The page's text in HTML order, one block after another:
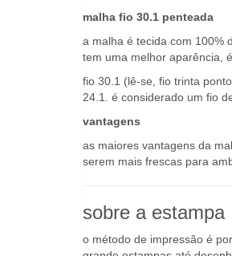
a malha é tecida com 100%
fio 30.1 (lê-se, fio trinta
vantagens
as maiores vantagens da
o método de impressão é
fica perfeita e bem detalhada.